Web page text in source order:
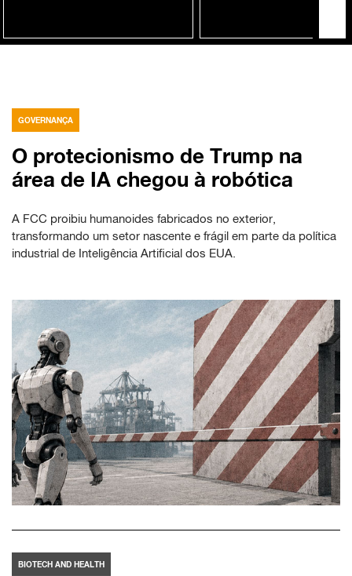
GOVERNANÇA
O protecionismo de Trump na
área de IA chegou à robótica
A FCC proibiu humanoides fabricados no exterior,
transformando um setor nascente e frágil em parte da política
industrial de Inteligência Artificial dos EUA.
BIOTECH AND HEALTH